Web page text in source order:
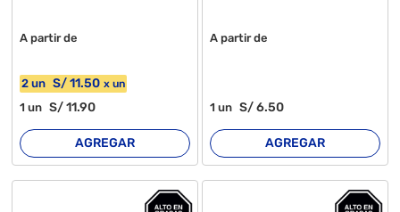
A partir de
2 un S/11.50 xun
1un S/11.90
AGREGAR
A partir de
1 un S/6.50
AGREGAR